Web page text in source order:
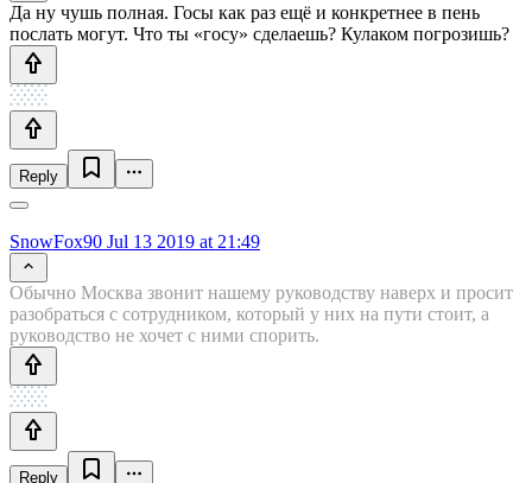
Да ну чушь полная. Госы как раз ещё и конкретнее в пень
послать могут. Что ты «госу» сделаешь? Кулаком погрозишь?
Reply
SnowFox90 Jul 13 2019 at 21:49
Обычно Москва звонит нашему руководству наверх и просит
разобраться с сотрудником, который у них на пути стоит, а
руководство не хочет с ними спорить.
Reply